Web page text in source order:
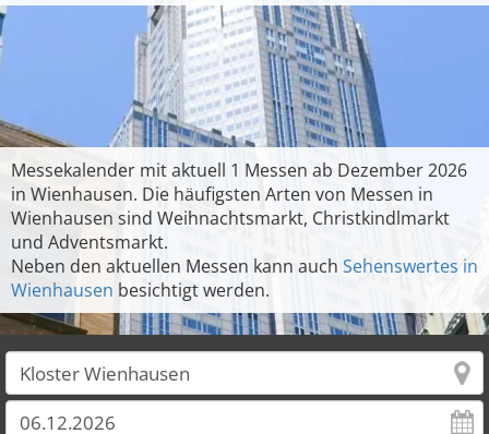
Messekalender mit aktuell 1 Messen ab Dezember 2026
in Wienhausen. Die häufigsten Arten von Messen in
Wienhausen sind Weihnachtsmarkt, Christkindlmarkt
und Adventsmarkt.
Neben den aktuellen Messen kann auch Sehenswertes in
Wienhausen besichtigt werden.